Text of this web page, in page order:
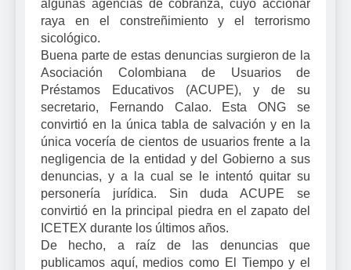
algunas agencias de cobranza, cuyo accionar
raya en el constreñimiento y el terrorismo
sicológico.
Buena parte de estas denuncias surgieron de la
Asociación Colombiana de Usuarios de
Préstamos Educativos (ACUPE), y de su
secretario, Fernando Calao. Esta ONG se
convirtió en la única tabla de salvación y en la
única vocería de cientos de usuarios frente a la
negligencia de la entidad y del Gobierno a sus
denuncias, y a la cual se le intentó quitar su
personería jurídica. Sin duda ACUPE se
convirtió en la principal piedra en el zapato del
ICETEX durante los últimos años.
De hecho, a raíz de las denuncias que
publicamos aquí, medios como El Tiempo y el